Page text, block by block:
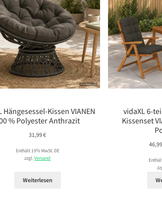
Hängesessel-Kissen VIANEN
% Polyester Anthrazit
31,99€
Enthält 19% MwSt. DE
zzgl.Versand
Weiterlesen
vidaXL 6-
Kissenset
46,99